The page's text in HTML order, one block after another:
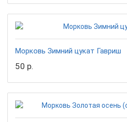
Морковь Зимний цукат Гавриш
50 р.